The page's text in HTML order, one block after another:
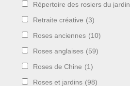
Répertoire des rosiers du jardin
Retraite créative (3)
Roses anciennes (10)
Roses anglaises (59)
Roses de Chine (1)
Roses et jardins (98)